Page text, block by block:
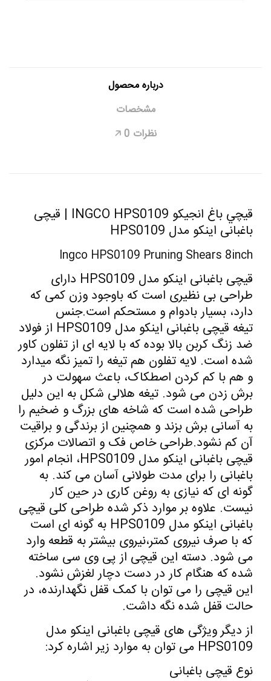
درباره محصول
مشخصات
نظرات 0
🡥
قيچي باغ انجيکو INGCO HPS0109 |
قیچی
باغبانی اینکو مدل HPS0109
Ingco HPS0109 Pruning Shears 8inch
قیچی باغبانی اینکو مدل HPS0109 دارای
طراحی بی نظیری است که باوجود وزن کمی که
دارد، بسیار بادوام و مستحکم است.جنس
تیغه قیچی باغبانی اینکو مدل HPS0109 از فولاد
ضد زنگ کربن بالا بوده که با لایه ای از تفلون کاور
شده است. لایه تفلون هم تیغه را تمیز نگه میدارد
و هم با کم کردن اصطکاک، باعث سهولت در
برش زدن می شود. تیغه هلالی شکل به این دلیل
طراحی شده است که شاخه های بزرگ و ضخیم را
به آسانی برش بزند و همچنین از برندگی و براقیت
آن کم نشود.طراحی خاص فک و اتصالات مرکزی
قیچی باغبانی اینکو مدل HPS0109، انجام امور
باغبانی را برای مدت طولانی آسان می کند. به
گونه ای که نیازی به روغن کاری در حین کار
نیست. علاوه بر موارد ذکر شده طراحی کلی قیچی
باغبانی اینکو مدل HPS0109 به گونه ای است
که با صرف نیروی کمتر،نیروی بیشتر به قطعه وارد
می شود. دسته این قیچی از پی وی سی ساخته
شده که هنگام کار در دست دچار لغزش نشود.
این قیچی را می توان با کمک قفل نگهدارنده، در
حالت قفل شده نگه داشت.
از دیگر ویژگی های قیچی باغبانی اینکو مدل
HPS0109 می توان به موارد زیر اشاره کرد:
نوع قیچی باغبانی